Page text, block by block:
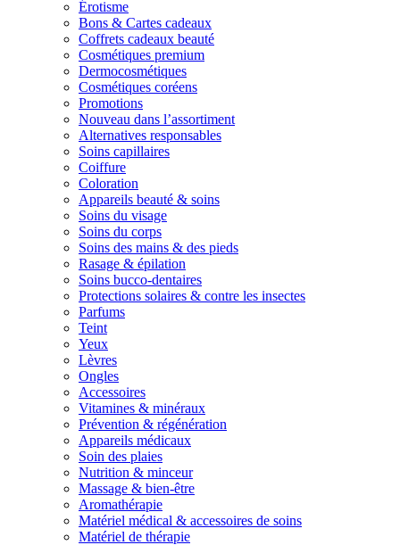
Érotisme
Bons & Cartes cadeaux
Coffrets cadeaux beauté
Cosmétiques premium
Dermocosmétiques
Cosmétiques coréens
Promotions
Nouveau dans l’assortiment
Alternatives responsables
Soins capillaires
Coiffure
Coloration
Appareils beauté & soins
Soins du visage
Soins du corps
Soins des mains & des pieds
Rasage & épilation
Soins bucco-dentaires
Protections solaires & contre les insectes
Parfums
Teint
Yeux
Lèvres
Ongles
Accessoires
Vitamines & minéraux
Prévention & régénération
Appareils médicaux
Soin des plaies
Nutrition & minceur
Massage & bien-être
Aromathérapie
Matériel médical & accessoires de soins
Matériel de thérapie